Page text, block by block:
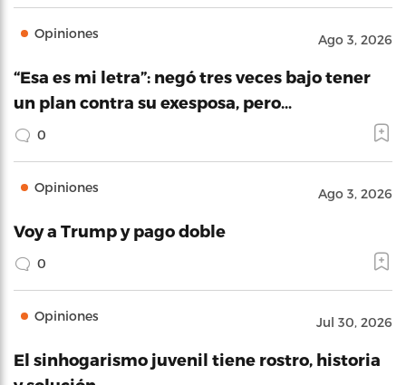
Opiniones Ago 3, 2026
“Esa es mi letra”: negó tres veces bajo tener
un plan contra su exesposa, pero…
0
Opiniones Ago 3, 2026
Voy a Trump y pago doble
0
Opiniones Jul 30, 2026
El sinhogarismo juvenil tiene rostro, historia